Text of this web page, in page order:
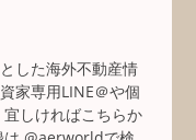
した海外不動産情
家専用LINE＠や個
しければこちらか